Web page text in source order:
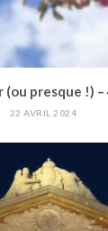
(ou presque !)
22 AVRIL 2024